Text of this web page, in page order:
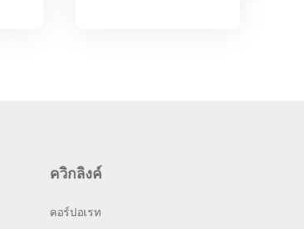
ควิกลิงค์
คอร์ปอเรท